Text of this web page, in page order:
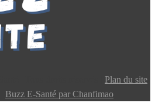
Plan du site
Buzz E-Santé par Chanfimao